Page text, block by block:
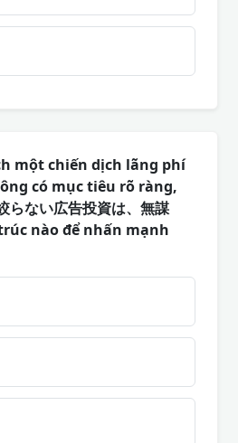
một chiến dịch lãng phí
có mục tiêu rõ ràng,
らない広告投資は、無謀
nào để nhấn mạnh